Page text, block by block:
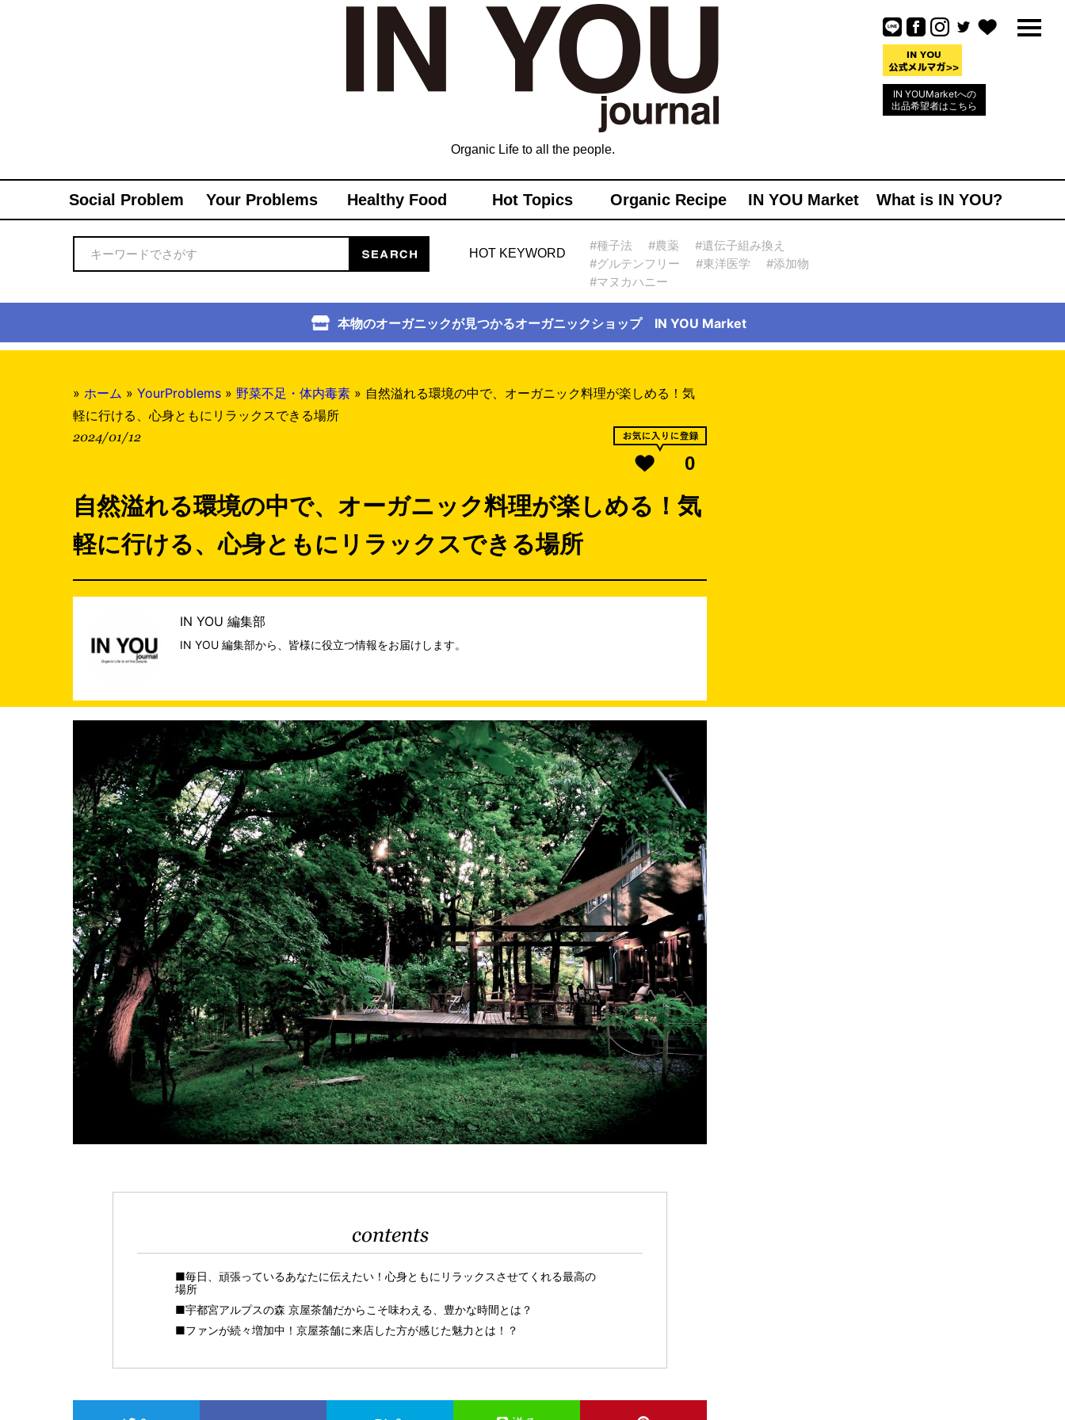
IN YOUMarketへの
出品希望者はこちら
Organic Life to all the people.
Social Problem Your Problems Healthy Food Hot Topics Organic Recipe IN YOU Market What is IN YOU?
HOT KEYWORD
#種子法 #農薬
#遺伝子組み換え
#グルテンフリー
#東洋医学
#添加物
#マヌカハニー
本物のオーガニックが見つかるオーガニックショップ IN YOU Market
» ホーム » YourProblems » 野菜不足・体内毒素 » 自然溢れる環境の中で、オーガニック料理が楽しめる！気
軽に行ける、心身ともにリラックスできる場所
2024/01/12
0
自然溢れる環境の中で、オーガニック料理が楽しめる！気
軽に行ける、心身ともにリラックスできる場所
IN YOU 編集部
IN YOU 編集部から、皆様に役立つ情報をお届けします。
contents
■毎日、頑張っているあなたに伝えたい！心身ともにリラックスさせてくれる最高の
場所
■宇都宮アルプスの森 京屋茶舗だからこそ味わえる、豊かな時間とは？
■ファンが続々増加中！京屋茶舗に来店した方が感じた魅力とは！？